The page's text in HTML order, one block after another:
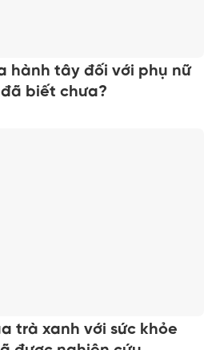
hành tây đối với phụ nữ
biết chưa?
trà xanh với sức khỏe